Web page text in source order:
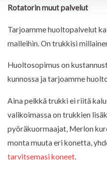
Rotatorin muut palvelut
Tarjoamme huoltopalvelut
malleihin. On trukkisi
Huoltosopimus on
kunnossa ja tarjoamme
Aina pelkkä trukki ei riitä
valikoimassa on trukkien
pyöräkuormaajat, Merlon
monta muuta eri konetta,
tarvitsemasi koneet.